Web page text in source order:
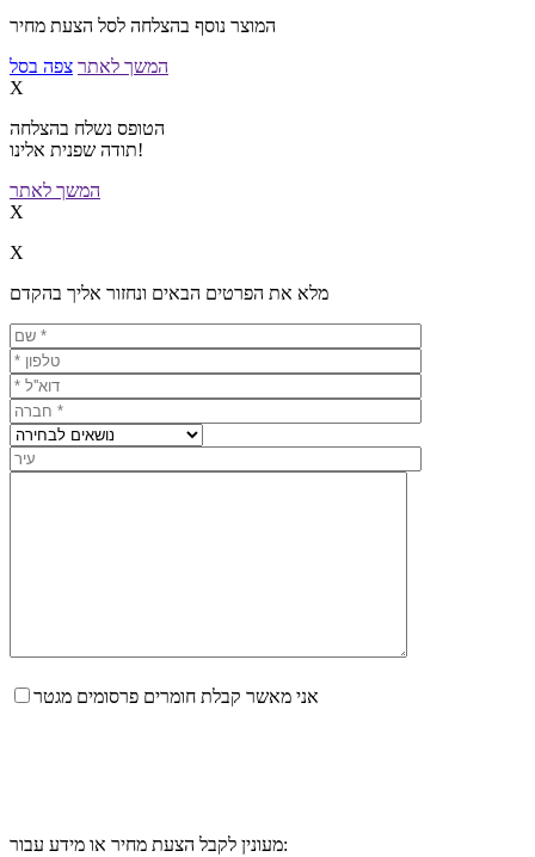
המוצר נוסף בהצלחה לסל הצעת מחיר
המשך לאתר צפה בסל
X
הטופס נשלח בהצלחה
תודה שפנית אלינו!
המשך לאתר
X
X
מלא את הפרטים הבאים ונחזור אליך בהקדם
אני מאשר קבלת חומרים פרסומים מגטר
מעונין לקבל הצעת מחיר או מידע עבור: